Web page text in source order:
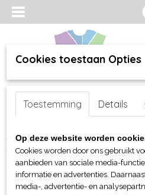
Inloggen Registreren
Home
Cookies toestaan Opties
Toestemming Details
Op deze website worden
Cookies worden door ons gebruikt
aanbieden van sociale media-
informatie en advertenties.
media-, advertentie- en